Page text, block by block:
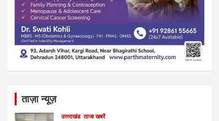
ताज़ा न्यूज़
उत्तराखंड ताजा खबरें